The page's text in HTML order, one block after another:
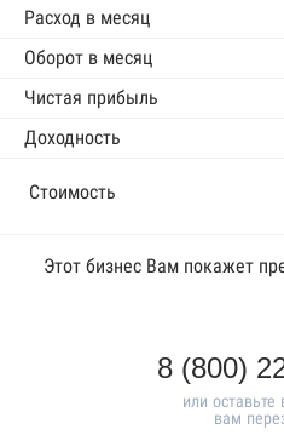
Расход в месяц
Оборот в месяц
Чистая прибыль
Доходность
Стоимость
Этот бизнес Вам покажет
8 (800)
или
вам